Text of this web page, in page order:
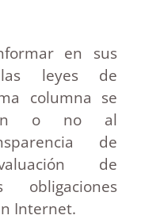
en sus
leyes de
columna se
o no al
de
de
Internet.